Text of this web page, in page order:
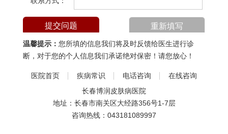
温馨提示： 您所填的信息我们将及时反馈给医生进行诊
断，对于您的个人信息我们承诺绝对保密！请您放心！
医院首页 疾病常识 电话咨询
在线咨询
长春博润皮肤病医院
地址：长春市南关区大经路356号1-7层
咨询热线： 043181089997